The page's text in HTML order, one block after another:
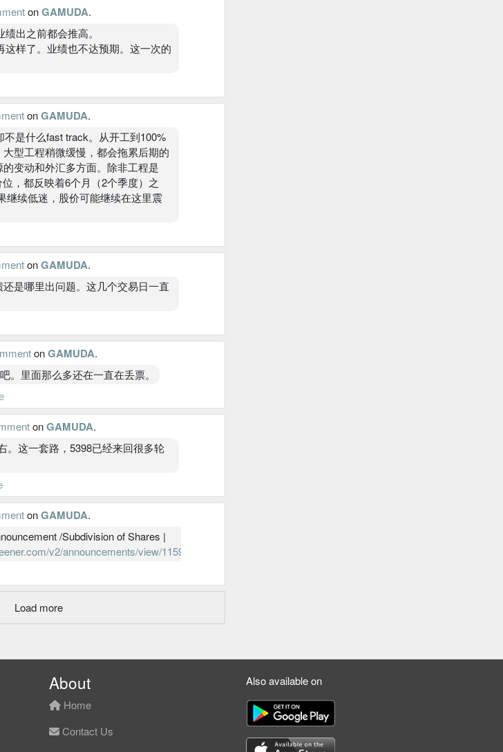
onGAMUDA.
出之前都会推高。
这样了。业绩也不达预期。这一次的
onGAMUDA.
不是什么fast track。从开工到100%
型工程稍微缓慢，都会拖累后期的
变动和外汇多方面。除非工程是
，都反映着6个月（2个季度）之
继续低迷，股价可能继续在这里震
onGAMUDA.
是哪里出问题。这几个交易日一直
onGAMUDA.
。里面那么多还在一直在丢票。
onGAMUDA.
。这一套路，5398已经来回很多轮
onGAMUDA.
/Subdivision of Shares |
v2/announcements/view/11593341
Load more
About
Home
Contact Us
Also available on